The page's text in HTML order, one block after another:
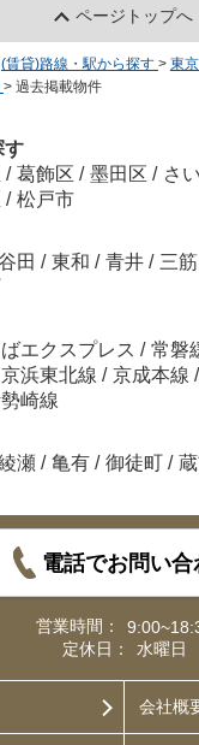
ページトップへ
(賃貸)路線・駅から探す > 東
> 過去掲載物件
す
/ 葛飾区 / 墨田区 / さ
/ 松戸市
田 / 東和 / 青井 / 三筋
エクスプレス / 常磐
京浜東北線 / 京成本線 /
崎線
瀬 / 亀有 / 御徒町 /
電話でお問い合
営業時間：
定休日：
水曜日
会社概